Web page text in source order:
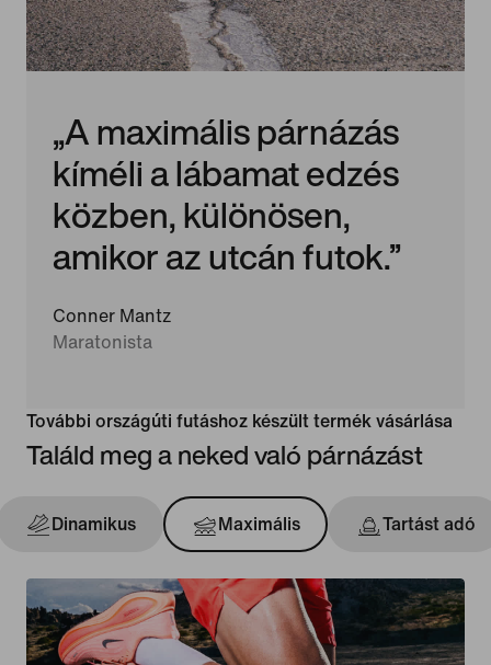
„A maximális párnázás
kíméli a lábamat edzés
közben, különösen,
amikor az utcán futok.”
Conner Mantz
Maratonista
További országúti futáshoz készült termék vásárlása
Találd meg a neked való párnázást
Dinamikus Maximális Tartást adó